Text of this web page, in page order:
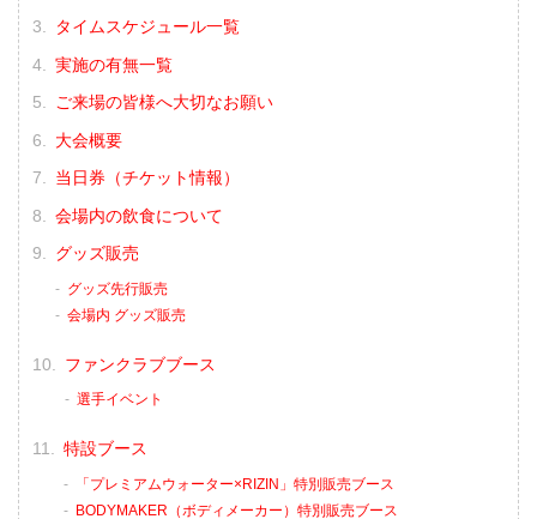
タイムスケジュール一覧
実施の有無一覧
ご来場の皆様へ大切なお願い
大会概要
当日券（チケット情報）
会場内の飲食について
グッズ販売
グッズ先行販売
会場内 グッズ販売
ファンクラブブース
選手イベント
特設ブース
「プレミアムウォーター×RIZIN」特別販売ブース
BODYMAKER（ボディメーカー）特別販売ブース